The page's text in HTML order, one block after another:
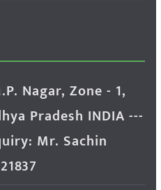
Nagar, Zone - 1,
Pradesh INDIA ---
Mr. Sachin